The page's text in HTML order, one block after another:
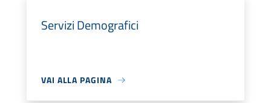
Servizi Demografici
VAI ALLA PAGINA